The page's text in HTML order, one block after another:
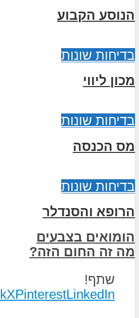
הנוסע הקבוע
בדיחות שונות
מכון ליווי
בדיחות שונות
מס הכנסה
בדיחות שונות
הרופא והסנדלר
הומואים בצבעים
מה זה החום הזה?
שתף!
XPinterestLinkedIn